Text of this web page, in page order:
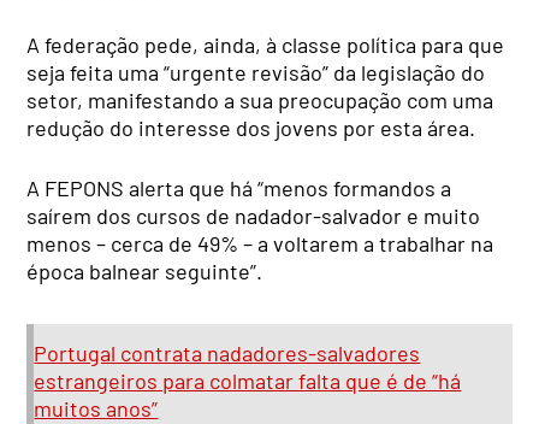
A federação pede, ainda, à classe política para que
seja feita uma “urgente revisão” da legislação do
setor, manifestando a sua preocupação com uma
redução do interesse dos jovens por esta área.
A FEPONS alerta que há “menos formandos a
saírem dos cursos de nadador-salvador e muito
menos – cerca de 49% – a voltarem a trabalhar na
época balnear seguinte”.
Portugal contrata nadadores-salvadores
estrangeiros para colmatar falta que é de “há
muitos anos”